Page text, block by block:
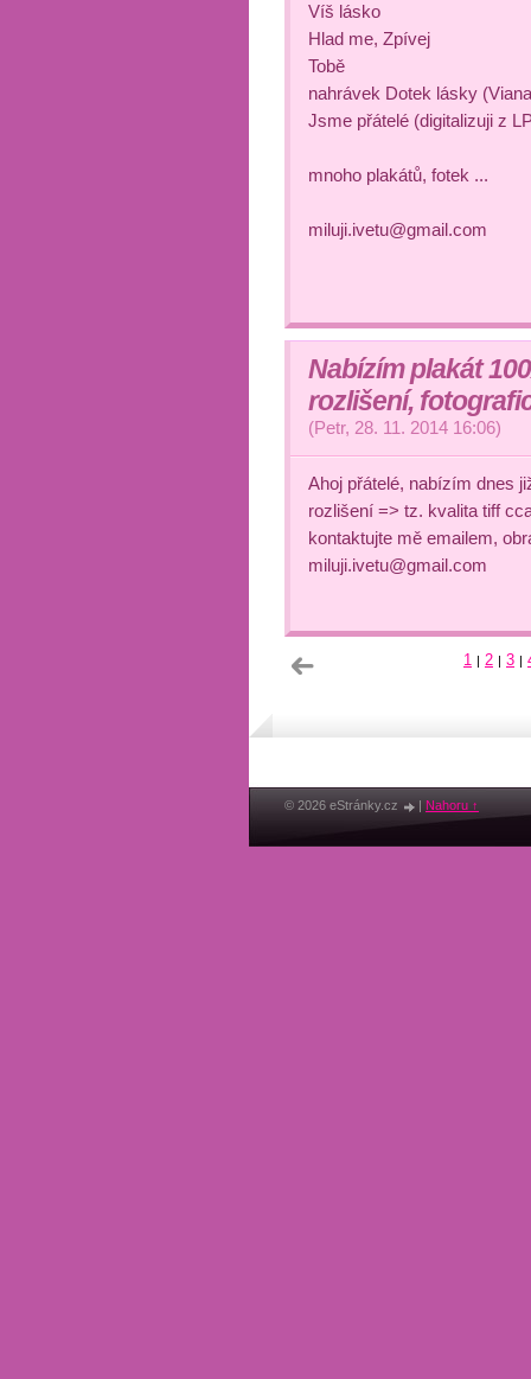
Víš lásko
Hlad me, Zpívej
Tobě
nahrávek Dotek lásky
Jsme přátelé (digitalizuji z
mnoho plakátů, fotek ...
miluji.ivetu@gmail.com
Nabízím plakát
rozlišení,
(Petr, 28. 11. 2014 16:06)
Ahoj přátelé, nabízím dnes
rozlišení => tz. kvalita tiff
kontaktujte mě emailem,
miluji.ivetu@gmail.com
1 | 2 | 3 |
© 2026 eStránky.cz | Nahoru ↑